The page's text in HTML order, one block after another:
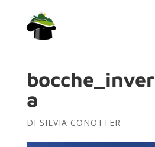
a
DI SILVIA CONOTTER